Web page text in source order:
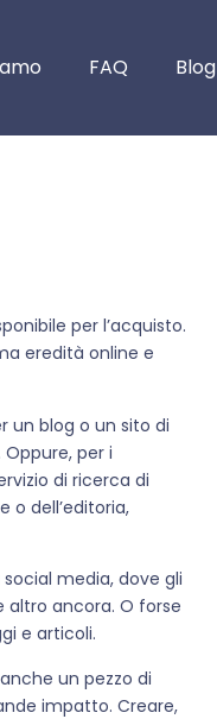
FAQ Blog
per l’acquisto.
eredità online e
un blog o un sito di
per i
di ricerca di
o dell’editoria,
media, dove gli
altro ancora. O forse
e articoli.
un pezzo di
impatto. Creare,